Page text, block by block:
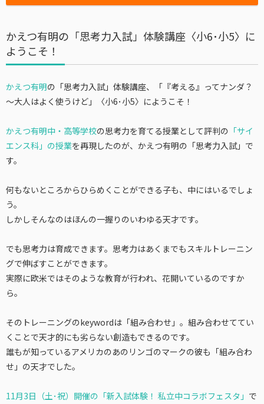
かえつ有明の「思考力入試」体験講座〈小6･小5〉に
ようこそ！
かえつ有明の「思考力入試」体験講座、「『考える』ってナンダ？
～大人はよく使うけど」〈小6･小5〉にようこそ！
かえつ有明中・高等学校の思考力を育てる授業として評判の 「サイ
エンス科」の授業を再現したのが、かえつ有明の「思考力入試」で
す。
何もないところからひらめくことができる子も、中にはいるでしょ
う。
しかしそんなのはほんの一握りのいわゆる天才です。
でも思考力は育成できます。思考力はあくまでもスキルトレーニン
グで伸ばすことができます。
実際に欧米ではそのような教育が行われ、花開いているのですか
ら。
そのトレーニングのkeywordは「組み合わせ」。組み合わせててい
くことで天才的にも劣らない創造もできるのです。
誰もが知っているアメリカのあのリンゴのマークの彼も「組み合わ
せ」の天才でした。
11月3日（土･祝）開催の「新入試体験！ 私立中コラボフェスタ」 で